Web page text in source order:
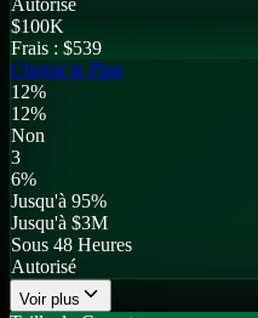
Autorisé
$100K
Frais : $539
Choisir le Plan
12%
12%
Non
3
6%
Jusqu'à 95%
Jusqu'à $3M
Sous 48 Heures
Autorisé
Voir plus